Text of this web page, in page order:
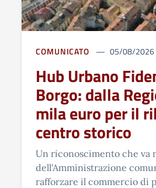
COMUNICATO 05/08/2026
Hub Urbano
Borgo: dalla
mila euro per il
centro storico
Un riconoscimento che va
dell'Amministrazione
rafforzare il commercio di